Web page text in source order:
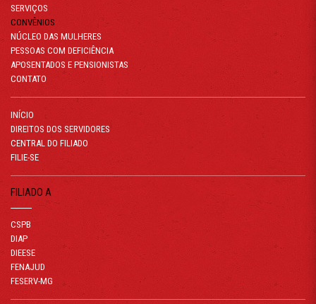
SERVIÇOS
CONVÊNIOS
NÚCLEO DAS MULHERES
PESSOAS COM DEFICIÊNCIA
APOSENTADOS E PENSIONISTAS
CONTATO
INÍCIO
DIREITOS DOS SERVIDORES
CENTRAL DO FILIADO
FILIE-SE
FILIADO A
CSPB
DIAP
DIEESE
FENAJUD
FESERV-MG